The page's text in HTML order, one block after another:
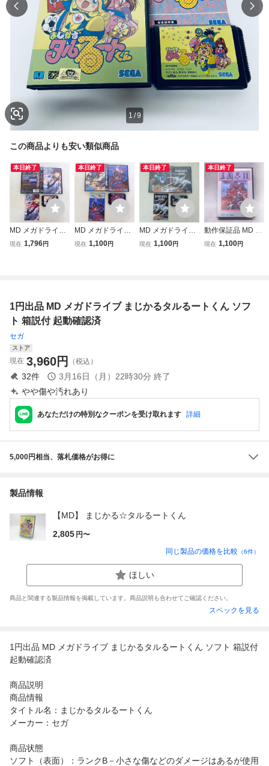
1/9
この商品よりも安い類似商品
本日終了
MD メガドライブ
P47 II MD JALEC
現在 1,796円
本日終了
MD メガドライブ
ストライダー飛竜
現在 1,100円
本日終了
MD メガドライブ
DARWIN 4081 ダ
現在 1,100円
本日終了
動作保証品 MD メ
ガドライブ 三國志
現在 1,100円
1円出品 MD メガドライブ まじかるタルるートくん ソフ
ト 箱説付 起動確認済
セガ
ストア
現在 3,960円 （税込）
32件 3月16日（月）22時30分 終了
やや傷や汚れあり
あなただけの特別なクーポンを受け取れます 詳細
5,000円相当、落札価格がお得に
製品情報
【MD】 まじかる☆タルるートくん
2,805 円〜
同じ製品の価格を比較 （6件）
ほしい
商品と関連する製品情報を掲載しています。商品説明も合わせてご確認ください。
スペックを見る
1円出品 MD メガドライブ まじかるタルるートくん ソフト 箱説付
起動確認済
商品説明
商品情報
タイトル名：まじかるタルるートくん
メーカー：セガ
商品状態
ソフト（表面）：ランクB－小さな傷などのダメージはあるが使用